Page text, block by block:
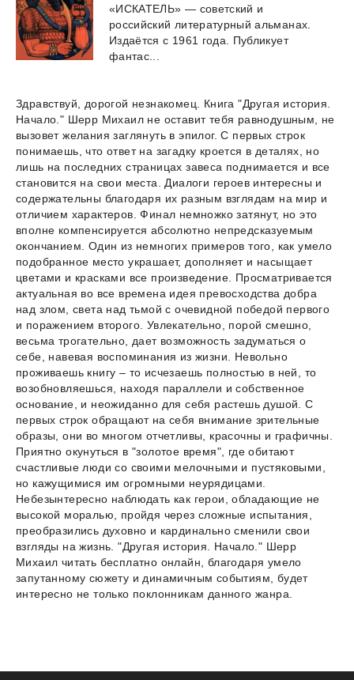
«ИСКАТЕЛЬ» — советский и
российский литературный альманах.
Издаётся с 1961 года. Публикует
фантас...
Здравствуй, дорогой незнакомец. Книга "Другая история.
Начало." Шерр Михаил не оставит тебя равнодушным, не
вызовет желания заглянуть в эпилог. С первых строк
понимаешь, что ответ на загадку кроется в деталях, но
лишь на последних страницах завеса поднимается и все
становится на свои места. Диалоги героев интересны и
содержательны благодаря их разным взглядам на мир и
отличием характеров. Финал немножко затянут, но это
вполне компенсируется абсолютно непредсказуемым
окончанием. Один из немногих примеров того, как умело
подобранное место украшает, дополняет и насыщает
цветами и красками все произведение. Просматривается
актуальная во все времена идея превосходства добра
над злом, света над тьмой с очевидной победой первого
и поражением второго. Увлекательно, порой смешно,
весьма трогательно, дает возможность задуматься о
себе, навевая воспоминания из жизни. Невольно
проживаешь книгу – то исчезаешь полностью в ней, то
возобновляешься, находя параллели и собственное
основание, и неожиданно для себя растешь душой. С
первых строк обращают на себя внимание зрительные
образы, они во многом отчетливы, красочны и графичны.
Приятно окунуться в "золотое время", где обитают
счастливые люди со своими мелочными и пустяковыми,
но кажущимися им огромными неурядицами.
Небезынтересно наблюдать как герои, обладающие не
высокой моралью, пройдя через сложные испытания,
преобразились духовно и кардинально сменили свои
взгляды на жизнь. "Другая история. Начало." Шерр
Михаил читать бесплатно онлайн, благодаря умело
запутанному сюжету и динамичным событиям, будет
интересно не только поклонникам данного жанра.